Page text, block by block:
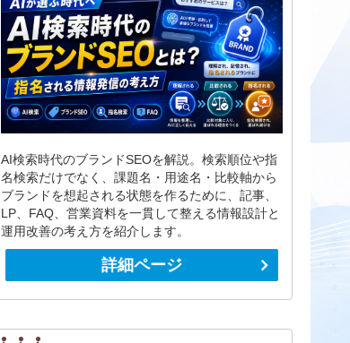
AI検索時代のブランドSEOを解説。検索順位や指
名検索だけでなく、課題名・用途名・比較軸から
ブランドを想起される状態を作るために、記事、
LP、FAQ、営業資料を一貫して整える情報設計と
運用改善の考え方を紹介します。
詳細ページ